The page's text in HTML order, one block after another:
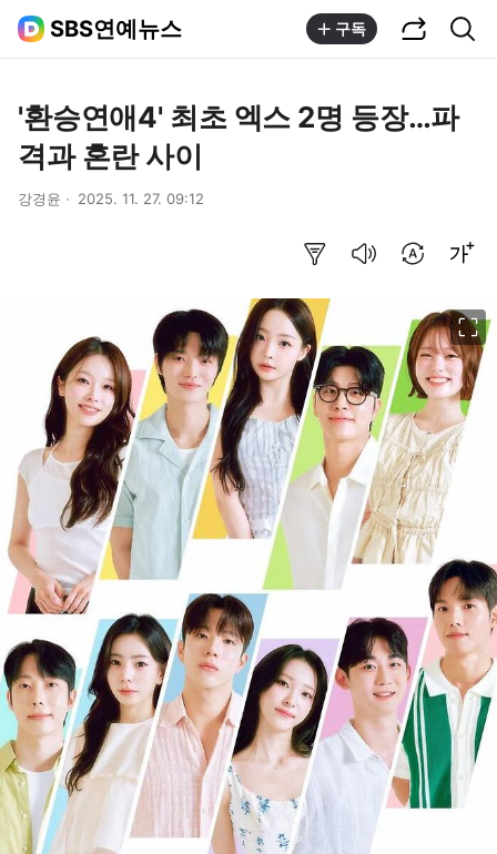
SBS연예뉴스 구독
'환승연애4' 최초 엑스 2명 등장…파
격과 혼란 사이
강경윤 2025. 11. 27. 09:12